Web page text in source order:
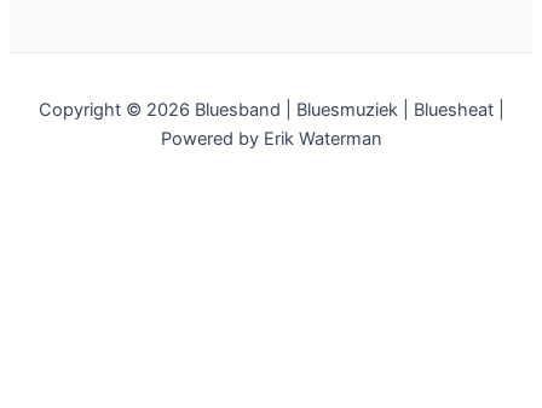
Copyright © 2026 Bluesband | Bluesmuziek | Bluesheat |
Powered by Erik Waterman